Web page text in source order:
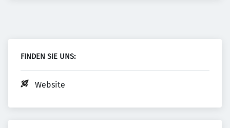
FINDEN SIE UNS:
Website